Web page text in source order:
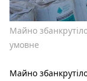
Майно
умовне
Майно